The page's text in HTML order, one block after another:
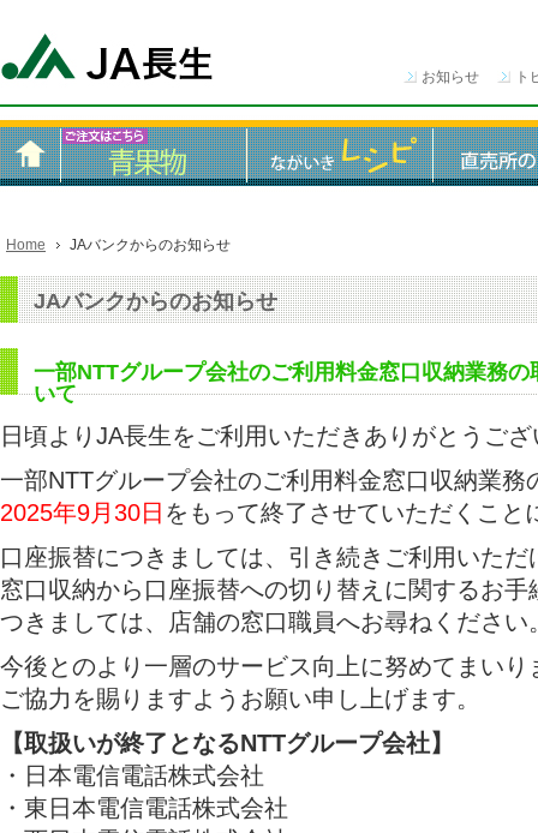
お知らせ ト
Home JAバンクからのお知らせ
JAバンクからのお知らせ
一部NTTグループ会社のご利用料金窓口収納業務の
いて
日頃よりJA長生をご利用いただきありがとうご
一部NTTグループ会社のご利用料金窓口収納業務
2025年9月30日 をもって終了させていただくこと
口座振替につきましては、引き続きご利用いただ
窓口収納から口座振替への切り替えに関するお
つきましては、店舗の窓口職員へお尋ねください
今後とのより一層のサービス向上に努めてまい
ご協力を賜りますようお願い申し上げます。
【取扱いが終了となるNTTグループ会社】
・日本電信電話株式会社
・東日本電信電話株式会社